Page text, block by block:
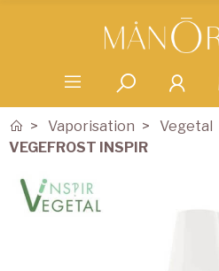
Vaporisation
Vegetal
VEGEFROST INSPIR